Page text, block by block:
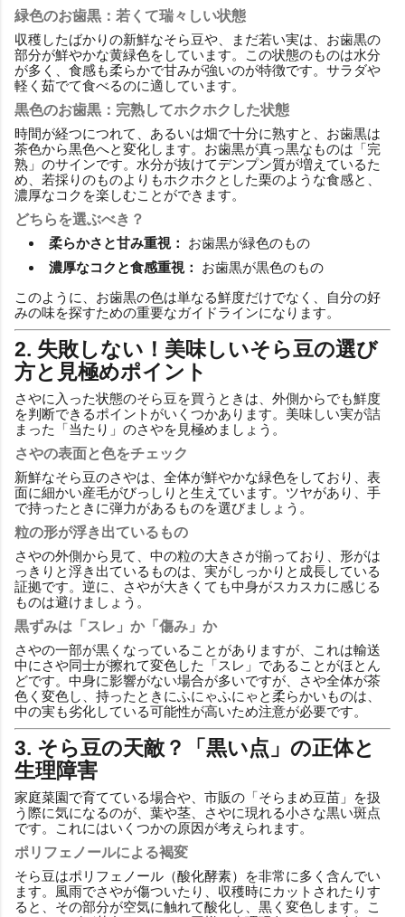
緑色のお歯黒：若くて瑞々しい状態
収穫したばかりの新鮮なそら豆や、まだ若い実は、お歯黒の
部分が鮮やかな黄緑色をしています。この状態のものは水分
が多く、食感も柔らかで甘みが強いのが特徴です。サラダや
軽く茹でて食べるのに適しています。
黒色のお歯黒：完熟してホクホクした状態
時間が経つにつれて、あるいは畑で十分に熟すと、お歯黒は
茶色から黒色へと変化します。お歯黒が真っ黒なものは「完
熟」のサインです。水分が抜けてデンプン質が増えているた
め、若採りのものよりもホクホクとした栗のような食感と、
濃厚なコクを楽しむことができます。
どちらを選ぶべき？
柔らかさと甘み重視：
お歯黒が緑色のもの
濃厚なコクと食感重視：
お歯黒が黒色のもの
このように、お歯黒の色は単なる鮮度だけでなく、自分の好
みの味を探すための重要なガイドラインになります。
2. 失敗しない！美味しいそら豆の選び
方と見極めポイント
さやに入った状態のそら豆を買うときは、外側からでも鮮度
を判断できるポイントがいくつかあります。美味しい実が詰
まった「当たり」のさやを見極めましょう。
さやの表面と色をチェック
新鮮なそら豆のさやは、全体が鮮やかな緑色をしており、表
面に細かい産毛がびっしりと生えています。ツヤがあり、手
で持ったときに弾力があるものを選びましょう。
粒の形が浮き出ているもの
さやの外側から見て、中の粒の大きさが揃っており、形がは
っきりと浮き出ているものは、実がしっかりと成長している
証拠です。逆に、さやが大きくても中身がスカスカに感じる
ものは避けましょう。
黒ずみは「スレ」か「傷み」か
さやの一部が黒くなっていることがありますが、これは輸送
中にさや同士が擦れて変色した「スレ」であることがほとん
どです。中身に影響がない場合が多いですが、さや全体が茶
色く変色し、持ったときにふにゃふにゃと柔らかいものは、
中の実も劣化している可能性が高いため注意が必要です。
3. そら豆の天敵？「黒い点」の正体と
生理障害
家庭菜園で育てている場合や、市販の「そらまめ豆苗」を扱
う際に気になるのが、葉や茎、さやに現れる小さな黒い斑点
です。これにはいくつかの原因が考えられます。
ポリフェノールによる褐変
そら豆はポリフェノール（酸化酵素）を非常に多く含んでい
ます。風雨でさやが傷ついたり、収穫時にカットされたりす
ると、その部分が空気に触れて酸化し、黒く変色します。こ